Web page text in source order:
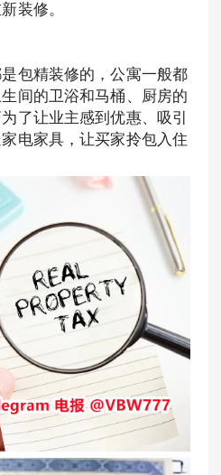
装修。
包精装修的，公寓一般都
间的卫浴和马桶、厨房的
了让业主感到优惠、吸引
电家具，让买家拎包入住